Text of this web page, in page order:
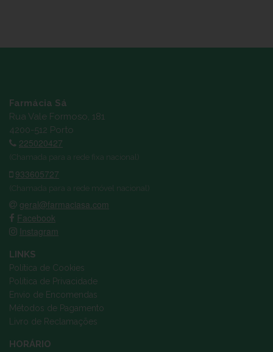
Farmácia Sá
Rua Vale Formoso, 181
4200-512 Porto
225020427
(Chamada para a rede fixa nacional)
933605727
(Chamada para a rede móvel nacional)
geral@farmaciasa.com
Facebook
Instagram
LINKS
Política de Cookies
Política de Privacidade
Envio de Encomendas
Métodos de Pagamento
Livro de Reclamações
HORÁRIO